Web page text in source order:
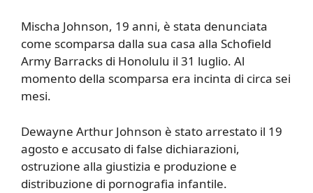
Mischa Johnson, 19 anni, è stata denunciata
come scomparsa dalla sua casa alla Schofield
Army Barracks di Honolulu il 31 luglio. Al
momento della scomparsa era incinta di circa sei
mesi.
Dewayne Arthur Johnson è stato arrestato il 19
agosto e accusato di false dichiarazioni,
ostruzione alla giustizia e produzione e
distribuzione di pornografia infantile.